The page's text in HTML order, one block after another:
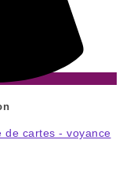
de cartes - voyance